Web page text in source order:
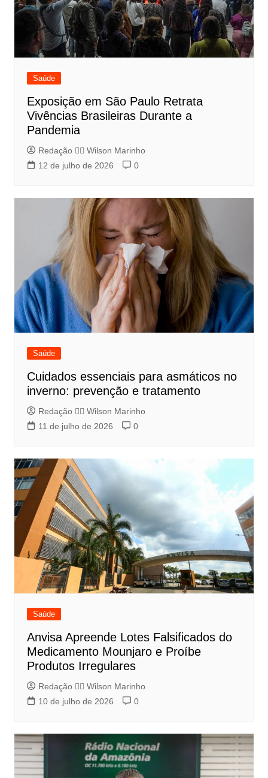
Saúde
Exposição em São Paulo Retrata
Vivências Brasileiras Durante a
Pandemia
Redação 👨‍⚖️​ Wilson Marinho
12 de julho de 2026
0
Saúde
Cuidados essenciais para asmáticos no
inverno: prevenção e tratamento
Redação 👨‍⚖️​ Wilson Marinho
11 de julho de 2026
0
Saúde
Anvisa Apreende Lotes Falsificados do
Medicamento Mounjaro e Proíbe
Produtos Irregulares
Redação 👨‍⚖️​ Wilson Marinho
10 de julho de 2026
0